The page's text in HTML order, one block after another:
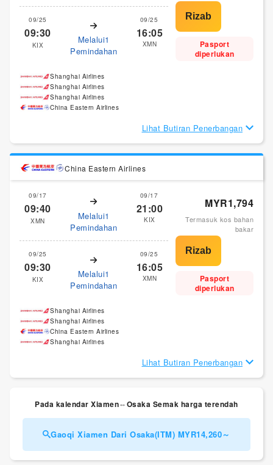
09/25
09:30
KIX
Melalui1
Pemindahan
09/25
16:05
XMN
Pasport
diperlukan
Shanghai Airlines
Shanghai Airlines
Shanghai Airlines
China Eastern Airlines
Lihat Butiran Penerbangan
China Eastern Airlines
09/17
09:40
XMN
Melalui1
Pemindahan
09/17
21:00
KIX
09/25
09:30
KIX
Melalui1
Pemindahan
09/25
16:05
XMN
MYR1,794
Termasuk kos bahan
bakar
Pasport
diperlukan
Shanghai Airlines
Shanghai Airlines
China Eastern Airlines
Shanghai Airlines
Lihat Butiran Penerbangan
Pada kalendar Xiamen⇔Osaka Semak harga terendah
Gaoqi Xiamen Dari Osaka(ITM) MYR14,260～